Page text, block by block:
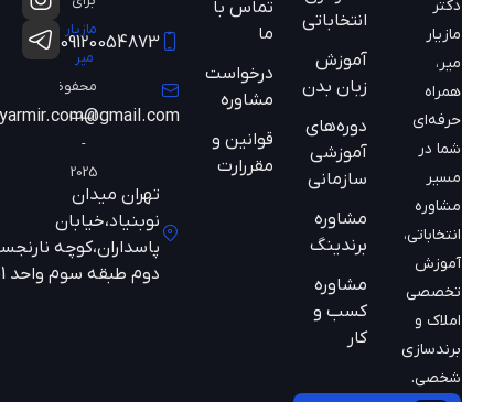
مازیار
همراه
حرفه‌ای
شما در
مسیر
مشاوره
انتخاباتی،
آموزش
تخصصی
املاک و
برندسازی
شخصی.
انتخاباتی
آموزش
زبان بدن
دوره‌های
آموزشی
سازمانی
مشاوره
برندینگ
مشاوره
کسب و
تماس با
ما
درخواست
مشاوره
قوانین و
مقررارت
09120054873
mazyarmir.com@gmail.com
تهران میدان
نوبنیاد،خیابان
پاسداران،کوچه نارنجستان
دوم طبقه سوم واحد 301
محفوظ
است